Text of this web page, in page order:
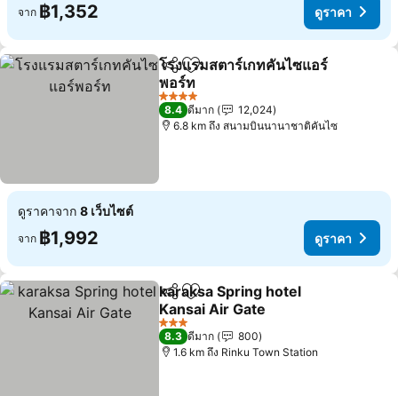
จาก ฿1,352 ดูราคา
แชร์ เพิ่มในรายการโปรด
โรงแรมสตาร์เกทคันไซแอร์
พอร์ท
4 ดาว
8.4 ดีมาก
12,024
6.8 km ถึง สนามบินนานาชาติคันไซ
ดูราคาจาก 8 เว็บไซต์
จาก ฿1,992 ดูราคา
แชร์ เพิ่มในรายการโปรด
karaksa Spring hotel
Kansai Air Gate
3 ดาว
8.3 ดีมาก
800
1.6 km ถึง Rinku Town Station